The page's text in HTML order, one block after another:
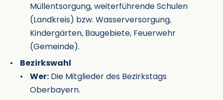
Müllentsorgung, weiterführende Schulen
(Landkreis) bzw. Wasserversorgung,
Kindergärten, Baugebiete, Feuerwehr
(Gemeinde).
Bezirkswahl
Wer: Die Mitglieder des Bezirkstags
Oberbayern.